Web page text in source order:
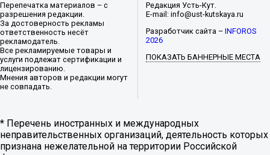
Перепечатка материалов – с
разрешения редакции.
За достоверность рекламы
ответственность несёт
рекламодатель.
Все рекламируемые товары и
услуги подлежат сертификации и
лицензированию.
Мнения авторов и редакции могут
не совпадать.
Редакция Усть-Кут.
E-mail: info@ust-kutskaya.ru
Разработчик сайта –INFOROS
2026
ПОКАЗАТЬ БАННЕРНЫЕ МЕСТА
* Перечень иностранных и международных
неправительственных организаций, деятельность которых
признана нежелательной на территории Российской